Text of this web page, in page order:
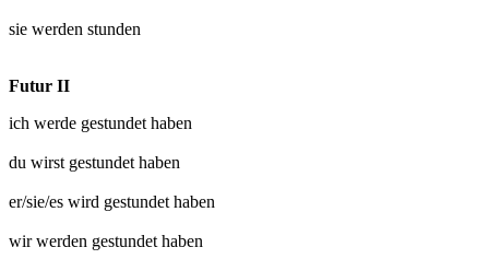
sie werden stunden
Futur II
ich werde gestundet haben
du wirst gestundet haben
er/sie/es wird gestundet haben
wir werden gestundet haben